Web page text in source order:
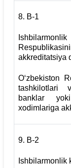
8. В-1
akkreditatsiya
O‘zbekiston
tashkilotlari
banklar
xodimlariga
9. В-2
Ishbilarmonlik